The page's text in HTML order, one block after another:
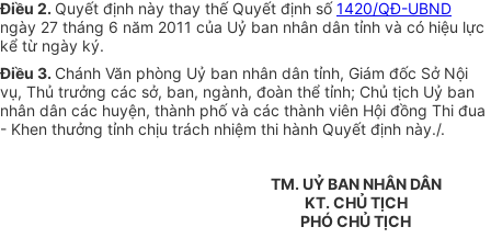
Điều 2. Quyết định này thay thế Quyết định số1420/QĐ-UBND
ngày 27 tháng 6 năm 2011 của Uỷ ban nhân dân tỉnh và có hiệu lực
kể từ ngày ký.
Điều 3. Chánh Văn phòng Uỷ ban nhân dân tỉnh, Giám đốc Sở Nội
vụ, Thủ trưởng các sở, ban, ngành, đoàn thể tỉnh; Chủ tịch Uỷ ban
nhân dân các huyện, thành phố và các thành viên Hội đồng Thi đua
- Khen thưởng tỉnh chịu trách nhiệm thi hành Quyết định này./.
TM. UỶ BAN NHÂN DÂN
KT. CHỦ TỊCH
PHÓ CHỦ TỊCH